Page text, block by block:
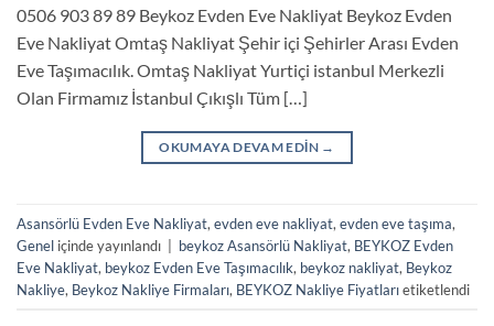
0506 903 89 89 Beykoz Evden Eve Nakliyat Beykoz Evden
Eve Nakliyat Omtaş Nakliyat Şehir içi Şehirler Arası Evden
Eve Taşımacılık. Omtaş Nakliyat Yurtiçi istanbul Merkezli
Olan Firmamız İstanbul Çıkışlı Tüm […]
OKUMAYA DEVAM EDIN →
Asansörlü Evden Eve Nakliyat, evden eve nakliyat, evden eve taşıma,
Genel içinde yayınlandı beykoz Asansörlü Nakliyat, BEYKOZ Evden
Eve Nakliyat, beykoz Evden Eve Taşımacılık, beykoz nakliyat, Beykoz
Nakliye, Beykoz Nakliye Firmaları, BEYKOZ Nakliye Fiyatlarıetiketlendi